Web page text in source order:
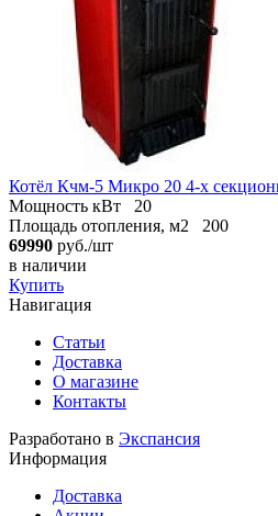
Котёл Кчм-5 Микро 20 4-х
Мощность кВт
20
Площадь отопления, м2
200
69990 руб./шт
в наличии
Купить
Навигация
Статьи
Доставка
О магазине
Контакты
Разработано в Экспансия
Информация
Доставка